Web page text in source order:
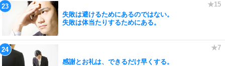
失敗は避けるためにあるのではない。
失敗は体当たりするためにある。
感謝とお礼は、できるだけ早くする。